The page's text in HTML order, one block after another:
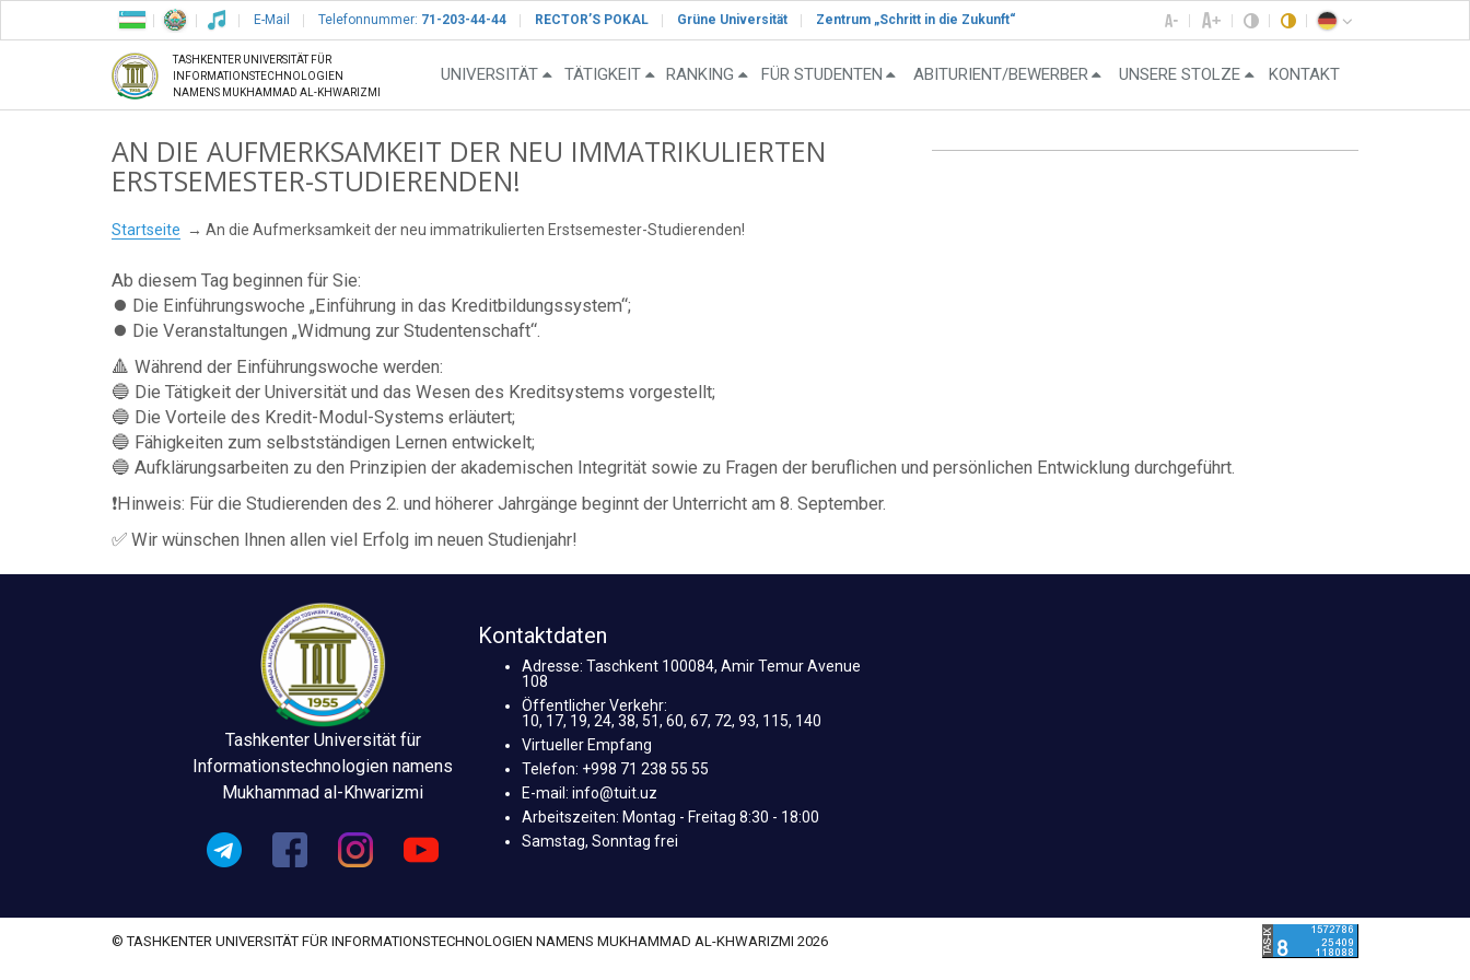
E-Mail Telefonnummer: 71-203-44-44 RECTOR’S POKAL Grüne Universität Zentrum „Schritt in die Zukunft“
TASHKENTER UNIVERSITÄT FÜR
INFORMATIONSTECHNOLOGIEN
NAMENS MUKHAMMAD AL-KHWARIZMI
UNIVERSITÄT TÄTIGKEIT RANKING FÜR STUDENTEN ABITURIENT/BEWERBER UNSERE STOLZE KONTAKT
AN DIE AUFMERKSAMKEIT DER NEU IMMATRIKULIERTEN
ERSTSEMESTER-STUDIERENDEN!
Startseite An die Aufmerksamkeit der neu immatrikulierten Erstsemester-Studierenden!
Ab diesem Tag beginnen für Sie:
⏺️ Die Einführungswoche „Einführung in das Kreditbildungssystem“;
⏺️ Die Veranstaltungen „Widmung zur Studentenschaft“.
🔺 Während der Einführungswoche werden:
🔵 Die Tätigkeit der Universität und das Wesen des Kreditsystems vorgestellt;
🔵 Die Vorteile des Kredit-Modul-Systems erläutert;
🔵 Fähigkeiten zum selbstständigen Lernen entwickelt;
🔵 Aufklärungsarbeiten zu den Prinzipien der akademischen Integrität sowie zu Fragen der beruflichen und persönlichen Entwicklung durchgeführt.
❗️Hinweis: Für die Studierenden des 2. und höherer Jahrgänge beginnt der Unterricht am 8. September.
✅ Wir wünschen Ihnen allen viel Erfolg im neuen Studienjahr!
Tashkenter Universität für
Informationstechnologien namens
Mukhammad al-Khwarizmi
Kontaktdaten
Adresse: Taschkent 100084, Amir Temur Avenue
108
Öffentlicher Verkehr:
10, 17, 19, 24, 38, 51, 60, 67, 72, 93, 115, 140
Virtueller Empfang
Telefon: +998 71 238 55 55
E-mail: info@tuit.uz
Arbeitszeiten: Montag - Freitag 8:30 - 18:00
Samstag, Sonntag frei
© TASHKENTER UNIVERSITÄT FÜR INFORMATIONSTECHNOLOGIEN NAMENS MUKHAMMAD AL-KHWARIZMI 2026